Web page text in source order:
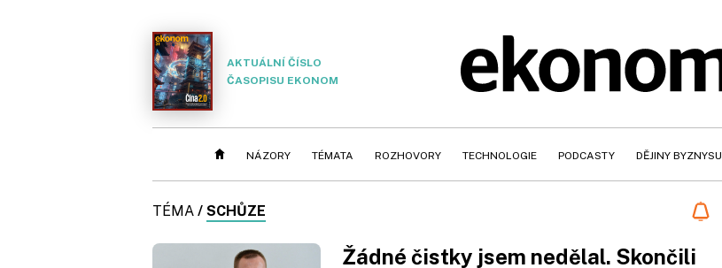
AKTUÁLNÍ ČÍSLO
ČASOPISU EKONOM
NÁZORY TÉMATA ROZHOVORY TECHNOLOGIE PODCASTY DĚJINY BYZNYSU
TÉMA / SCHŮZE
Žádné čistky jsem nedělal. Skončili